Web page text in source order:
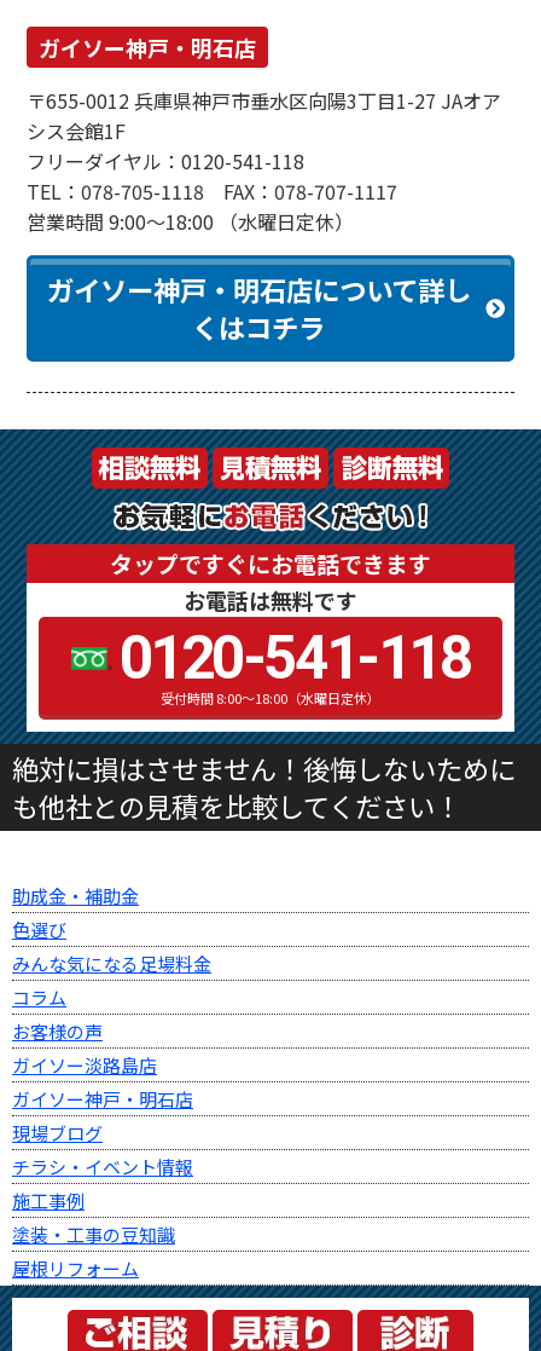
ガイソー神戸・明石店
〒655-0012 兵庫県神戸市垂水区向陽3丁目1-27 JAオア
シス会館1F
フリーダイヤル：0120-541-118
TEL：078-705-1118 FAX：078-707-1117
営業時間 9:00～18:00 （水曜日定休）
ガイソー神戸・明石店について詳し
くはコチラ
タップですぐにお電話できます
お電話は無料です
0120-541-118
受付時間 8:00～18:00（水曜日定休）
絶対に損はさせません！後悔しないために
も他社との見積を比較してください！
助成金・補助金
色選び
みんな気になる足場料金
コラム
お客様の声
ガイソー淡路島店
ガイソー神戸・明石店
現場ブログ
チラシ・イベント情報
施工事例
塗装・工事の豆知識
屋根リフォーム